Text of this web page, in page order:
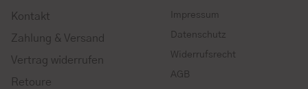
Kontakt
Zahlung & Versand
Vertrag widerrufen
Retoure
Impressum
Datenschutz
Widerrufsrecht
AGB